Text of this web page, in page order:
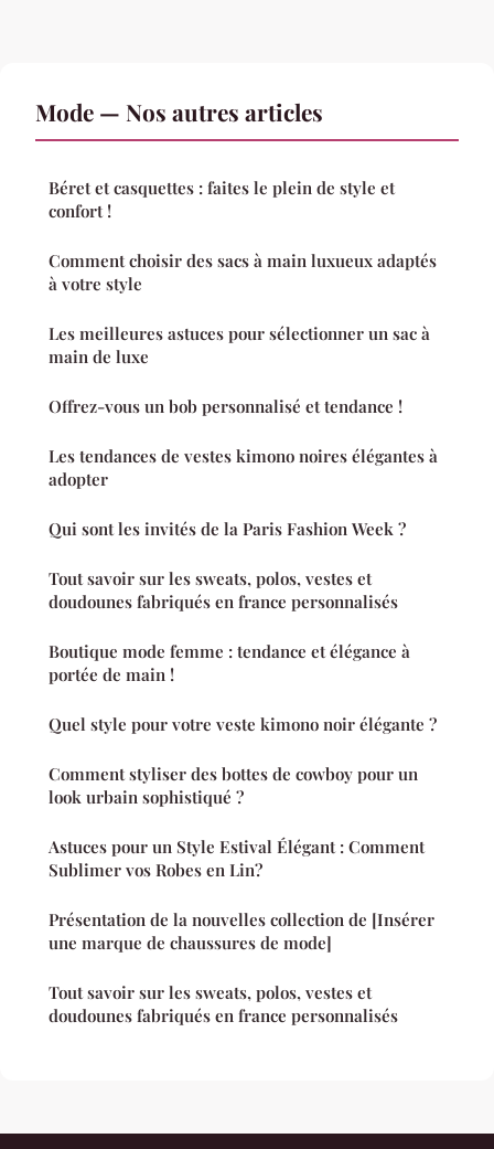
Mode — Nos autres articles
Béret et casquettes : faites le plein de style et
confort !
Comment choisir des sacs à main luxueux adaptés
à votre style
Les meilleures astuces pour sélectionner un sac à
main de luxe
Offrez-vous un bob personnalisé et tendance !
Les tendances de vestes kimono noires élégantes à
adopter
Qui sont les invités de la Paris Fashion Week ?
Tout savoir sur les sweats, polos, vestes et
doudounes fabriqués en france personnalisés
Boutique mode femme : tendance et élégance à
portée de main !
Quel style pour votre veste kimono noir élégante ?
Comment styliser des bottes de cowboy pour un
look urbain sophistiqué ?
Astuces pour un Style Estival Élégant : Comment
Sublimer vos Robes en Lin?
Présentation de la nouvelles collection de [Insérer
une marque de chaussures de mode]
Tout savoir sur les sweats, polos, vestes et
doudounes fabriqués en france personnalisés